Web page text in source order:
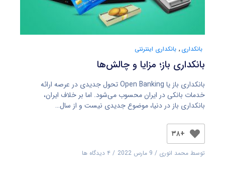
بانکداری , بانکداری اینترنتی
بانکداری باز؛ مزایا و چالش‌ها
بانکداری باز یا Open Banking تحول جدیدی در عرصه ارائه
خدمات بانکی در ایران محسوب می‌شود. اما بر خلاف ایران،
بانکداری باز در دنیا، موضوع جدیدی نیست و از سال…
+۳۸
توسط محمد انوری 9 مارس 2022 ۴ دیدگاه ها